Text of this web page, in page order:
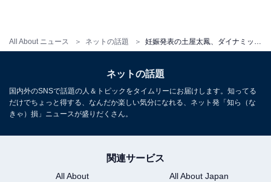
All About ニュース ネットの話題
ネットの話題
国内外のSNSで話題の人＆トピックをタイムリーにお届けします。知ってる
だけでちょっと得する、なんだか楽しい気分になれる、ネット発「知ら（な
きゃ）損」ニュースが盛りだくさん。
関連サービス
All About
All About Japan